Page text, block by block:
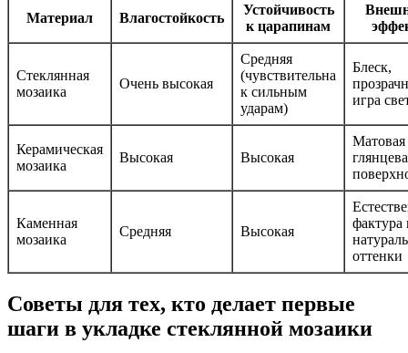
Материал Влагостойкость
Устойчивость
к царапинам
Стеклянная
мозаика
Очень высокая
Средняя
(чувствительна
к сильным
ударам)
Блеск,
игра
Керамическая
мозаика
Высокая Высокая
Каменная
мозаика
Средняя Высокая
фактура
оттенки
Советы для тех, кто делает первые
шаги в укладке стеклянной мозаики